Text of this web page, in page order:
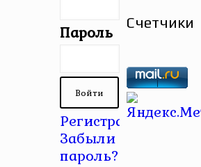
Пароль
Регистрация |
Забыли
пароль?
Счетчики